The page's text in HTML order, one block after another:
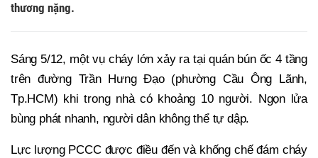
thương nặng.
Sáng 5/12, một vụ cháy lớn xảy ra tại quán bún ốc 4 tầng
trên đường Trần Hưng Đạo (phường Cầu Ông Lãnh,
Tp.HCM) khi trong nhà có khoảng 10 người. Ngọn lửa
bùng phát nhanh, người dân không thể tự dập.
Lực lượng PCCC được điều đến và khống chế đám cháy